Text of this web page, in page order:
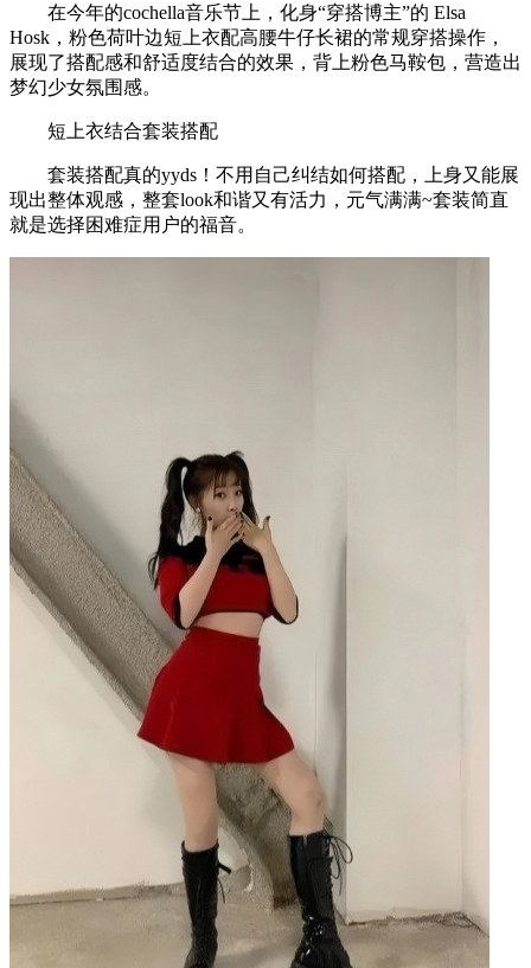
在今年的cochella音乐节上，化身“穿搭博主”的 Elsa
Hosk，粉色荷叶边短上衣配高腰牛仔长裙的常规穿搭操作，
展现了搭配感和舒适度结合的效果，背上粉色马鞍包，营造出
梦幻少女氛围感。
短上衣结合套装搭配
套装搭配真的yyds！不用自己纠结如何搭配，上身又能展
现出整体观感，整套look和谐又有活力，元气满满~套装简直
就是选择困难症用户的福音。